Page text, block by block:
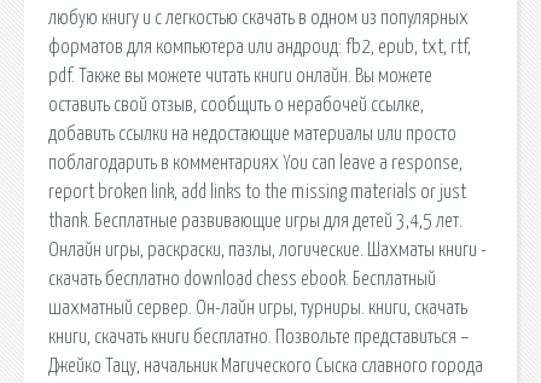
любую книгу и с легкостью скачать в одном из популярных
форматов для компьютера или андроид: fb2, epub, txt, rtf,
pdf. Также вы можете читать книги онлайн. Вы можете
оставить свой отзыв, сообщить о нерабочей ссылке,
добавить ссылки на недостающие материалы или просто
поблагодарить в комментариях You can leave a response,
report broken link, add links to the missing materials or just
thank. Бесплатные развивающие игры для детей 3,4,5 лет.
Онлайн игры, раскраски, пазлы, логические. Шахматы книги -
скачать бесплатно download chess ebook. Бесплатный
шахматный сервер. Он-лайн игры, турниры. книги, скачать
книги, скачать книги бесплатно. Позвольте представиться –
Джейко Тацу, начальник Магического Сыска славного города